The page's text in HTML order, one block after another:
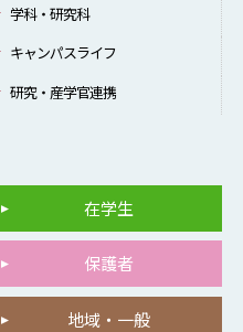
学科・研究科
キャンパスライフ
研究・産学官連携
在学生
保護者
地域・一般